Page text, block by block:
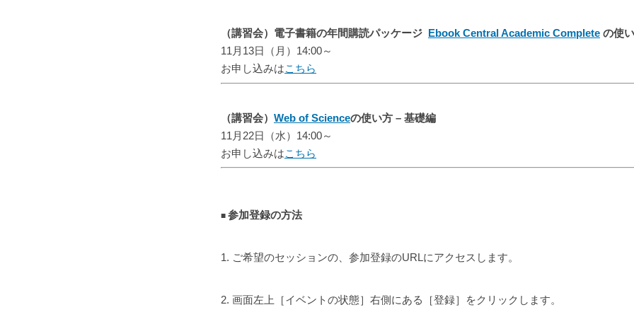
（講習会）電子書籍の年間購読パッケージ Ebook Central Academic Complete の使
11月13日（月）14:00～
お申し込みはこちら
（講習会） Web of Scienceの使い方 – 基礎編
11月22日（水）14:00～
お申し込みはこちら
参加登録の方法
1. ご希望のセッションの、参加登録のURLにアクセスします。
2. 画面左上［イベントの状態］右側にある［登録］をクリックします。